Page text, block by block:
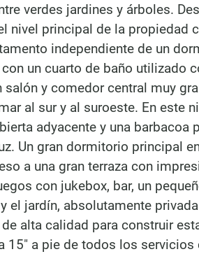
verdes jardines y árboles.
nivel principal de la propiedad
independiente de un
un cuarto de baño utilizado
y comedor central muy
al sur y al suroeste. En este
adyacente y una barbacoa
Un gran dormitorio principal
a una gran terraza con
con jukebox, bar, un
el jardín, absolutamente
alta calidad para construir
a pie de todos los servicios